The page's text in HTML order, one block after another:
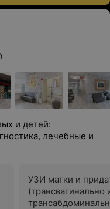
и детей:
лечебные и
УЗИ матки и
(трансвагинально